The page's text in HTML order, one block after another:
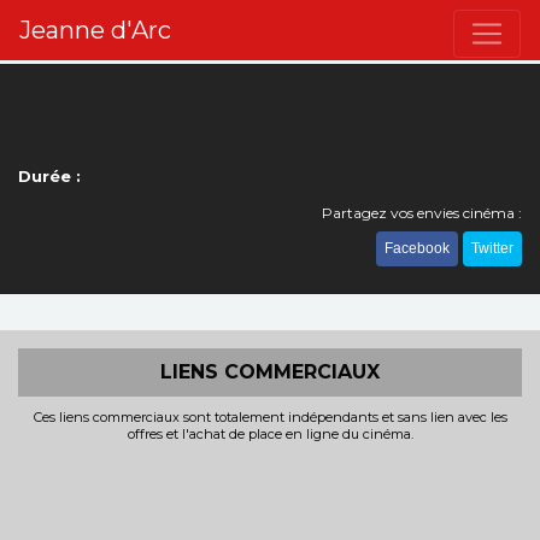
Jeanne d'Arc
Durée :
Partagez vos envies cinéma :
Facebook Twitter
LIENS COMMERCIAUX
Ces liens commerciaux sont totalement indépendants et sans lien avec les
offres et l'achat de place en ligne du cinéma.